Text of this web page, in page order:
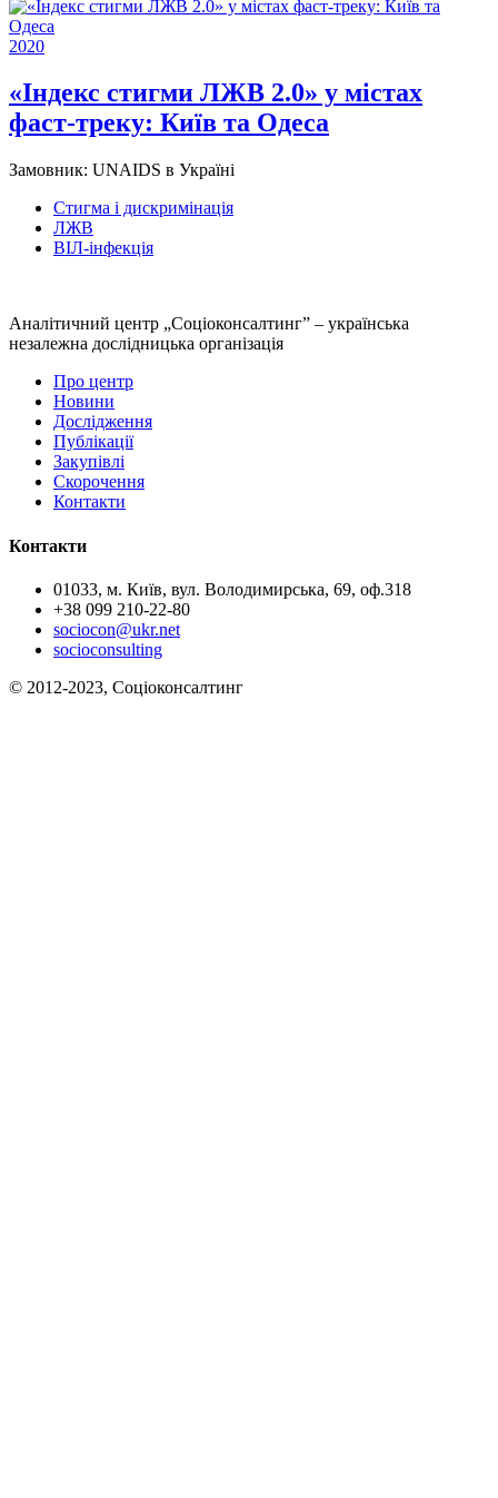
2020
«Індекс стигми ЛЖВ 2.0» у містах
фаст-треку: Київ та Одеса
Замовник: UNAIDS в Україні
Стигма і дискримінація
ЛЖВ
ВІЛ-інфекція
Аналітичний центр „Соціоконсалтинг” – українська
незалежна дослідницька організація
Про центр
Новини
Дослідження
Публікації
Закупівлі
Скорочення
Контакти
Контакти
01033, м. Київ, вул. Володимирська, 69, оф.318
+38 099 210-22-80
sociocon@ukr.net
socioconsulting
© 2012-2023, Соціоконсалтинг